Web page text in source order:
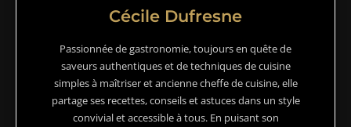
Cécile Dufresne
Passionnée de gastronomie, toujours en quête de
saveurs authentiques et de techniques de cuisine
simples à maîtriser et ancienne cheffe de cuisine, elle
partage ses recettes, conseils et astuces dans un style
convivial et accessible à tous. En puisant son